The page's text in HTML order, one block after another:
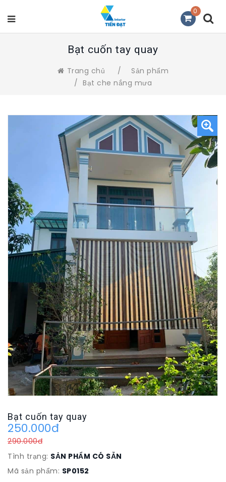
0
Bạt cuốn tay quay
Trang chủ /
Sản phẩm
/ Bạt che nắng mưa
Bạt cuốn tay quay
250.000đ
290.000đ
Tình trạng: SẢN PHẨM CÓ SẴN
Mã sản phẩm: SP0152